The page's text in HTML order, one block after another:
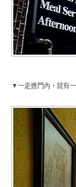
▼一走進門內，就有